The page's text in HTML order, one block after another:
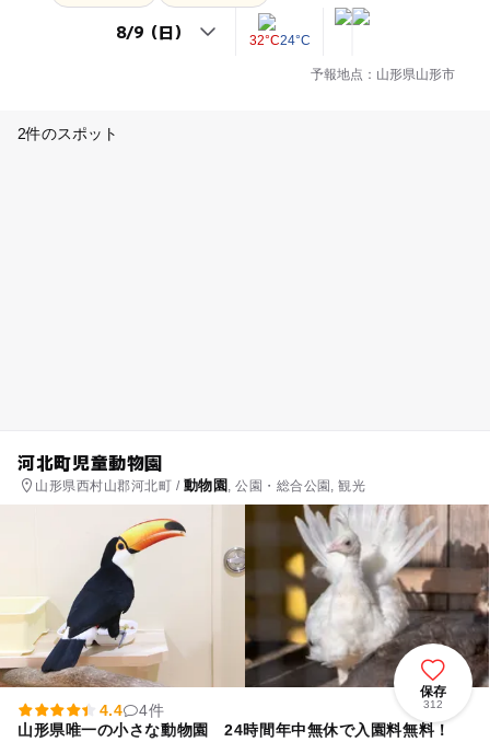
32°C24°C
予報地点：山形県山形市
2件のスポット
河北町児童動物園
山形県西村山郡河北町 / 動物園 , 公園・総合公園, 観光
保存
312
4.4
4件
山形県唯一の小さな動物園 24時間年中無休で入園料無料！